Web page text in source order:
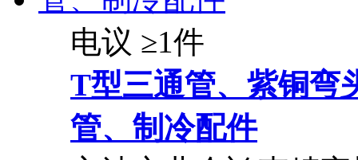
电议 ≥1件
T型三通管、紫铜弯
管、制冷配件